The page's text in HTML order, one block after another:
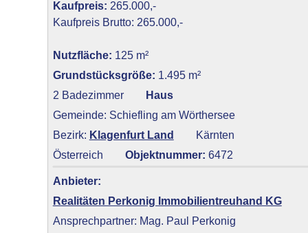
Kaufpreis: 265.000,-
Kaufpreis Brutto: 265.000,-
Nutzfläche: 125 m²
Grundstücksgröße: 1.495 m²
2 Badezimmer
Haus
Gemeinde: Schiefling am Wörthersee
Bezirk: Klagenfurt Land
Kärnten
Österreich
Objektnummer: 6472
Anbieter:
Realitäten Perkonig Immobilientreuhand KG
Ansprechpartner: Mag. Paul Perkonig